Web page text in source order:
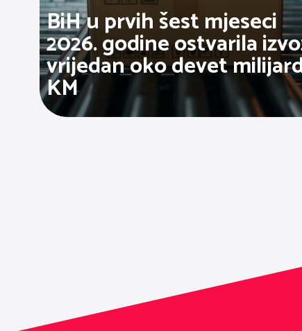
BiH u prvih šest mjeseci
2026. godine ostvarila
vrijedan oko devet
KM